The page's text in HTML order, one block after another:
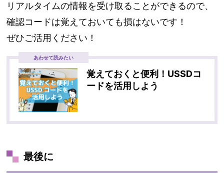
リアルタイムの情報を受け取ることができるので、
確認コードは覚えておいても損はないです！
ぜひご活用ください！
あわせて読みたい
覚えておくと便利！USSDコ
ードを活用しよう
最後に